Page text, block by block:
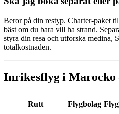
Beror på din restyp. Charter-paket
bäst om du bara vill ha strand.
styra din resa och utforska medina,
totalkostnaden.
Inrikesflyg i
Rutt Flygbolag